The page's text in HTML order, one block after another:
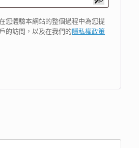
您體驗本網站的整個過程中為您提
的訪問，以及在我們的隱私權政策